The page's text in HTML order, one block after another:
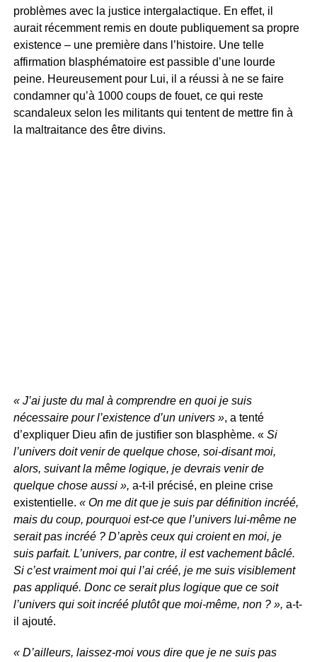
problèmes avec la justice intergalactique. En effet, il
aurait récemment remis en doute publiquement sa propre
existence – une première dans l’histoire. Une telle
affirmation blasphématoire est passible d’une lourde
peine. Heureusement pour Lui, il a réussi à ne se faire
condamner qu’à 1000 coups de fouet, ce qui reste
scandaleux selon les militants qui tentent de mettre fin à
la maltraitance des être divins.
« J’ai juste du mal à comprendre en quoi je suis
nécessaire pour l’existence d’un univers », a tenté
d’expliquer Dieu afin de justifier son blasphème. «Si
l’univers doit venir de quelque chose, soi-disant moi,
alors, suivant la même logique, je devrais venir de
quelque chose aussi », a-t-il précisé, en pleine crise
existentielle. « On me dit que je suis par définition incréé,
mais du coup, pourquoi est-ce que l’univers lui-même ne
serait pas incréé ? D’après ceux qui croient en moi, je
suis parfait. L’univers, par contre, il est vachement bâclé.
Si c’est vraiment moi qui l’ai créé, je me suis visiblement
pas appliqué. Donc ce serait plus logique que ce soit
l’univers qui soit incréé plutôt que moi-même, non ? », a-t-
il ajouté.
« D’ailleurs, laissez-moi vous dire que je ne suis pas